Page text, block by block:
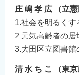
庄 嶋 孝 広 （立
1.社会を明るくす
2.元気高齢者の居
3.大田区立図書館
清 水 ち こ （東